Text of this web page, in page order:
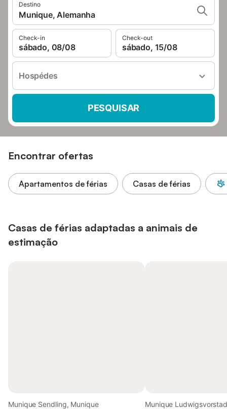
Destino
Munique, Alemanha
Check-in
sábado, 08/08
Check-out
sábado, 15/08
Hospédes
PESQUISAR
Encontrar ofertas
Apartamentos de férias Casas de férias
Casas de férias adaptadas a animais de
estimação
Munique Sendling, Munique
Munique